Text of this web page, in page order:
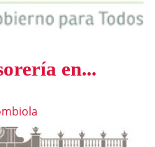
en...